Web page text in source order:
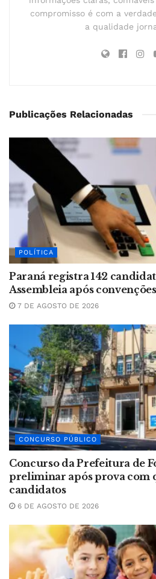
compromisso é com a
a qualidade
Publicações Relacionadas
POLÍTICA
Paraná registra 142
Assembleia após convenções
7 DE AGOSTO DE 2026
CONCURSO PÚBLICO
Concurso da Prefeitura de
preliminar após prova com
candidatos
6 DE AGOSTO DE 2026